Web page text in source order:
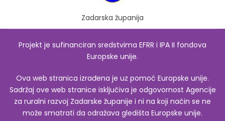
Zadarska županija
Projekt je sufinanciran sredstvima EFRR i IPA II fondova
Europske unije.
Ova web stranica izrađena je uz pomoć Europske unije.
Sadržaj ove web stranice isključiva je odgovornost Agencije
za ruralni razvoj Zadarske županije i ni na koji način se ne
može smatrati da odražava gledišta Europske unije.